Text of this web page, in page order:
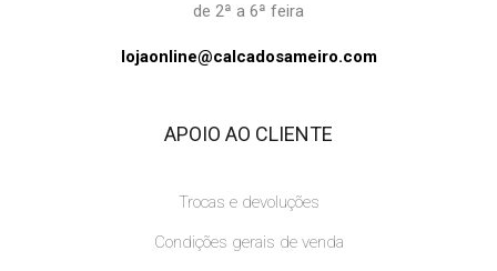
de 2ª a 6ª feira
lojaonline@calcadosameiro.com
APOIO AO CLIENTE
Trocas e devoluções
Condições gerais de venda